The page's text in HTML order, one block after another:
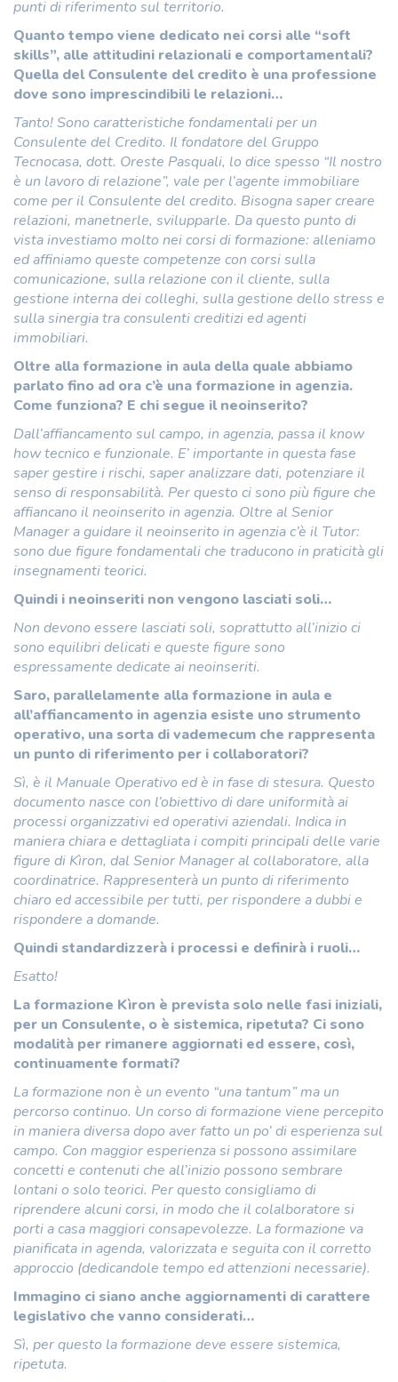
punti di riferimento sul territorio.
Quanto tempo viene dedicato nei corsi alle “soft
skills”, alle attitudini relazionali e comportamentali?
Quella del Consulente del credito è una professione
dove sono imprescindibili le relazioni…
Tanto! Sono caratteristiche fondamentali per un
Consulente del Credito. Il fondatore del Gruppo
Tecnocasa, dott. Oreste Pasquali, lo dice spesso “Il nostro
è un lavoro di relazione”, vale per l’agente immobiliare
come per il Consulente del credito. Bisogna saper creare
relazioni, manetnerle, svilupparle. Da questo punto di
vista investiamo molto nei corsi di formazione: alleniamo
ed affiniamo queste competenze con corsi sulla
comunicazione, sulla relazione con il cliente, sulla
gestione interna dei colleghi, sulla gestione dello stress e
sulla sinergia tra consulenti creditizi ed agenti
immobiliari.
Oltre alla formazione in aula della quale abbiamo
parlato fino ad ora c’è una formazione in agenzia.
Come funziona? E chi segue il neoinserito?
Dall’affiancamento sul campo, in agenzia, passa il know
how tecnico e funzionale. E’ importante in questa fase
saper gestire i rischi, saper analizzare dati, potenziare il
senso di responsabilità. Per questo ci sono più figure che
affiancano il neoinserito in agenzia. Oltre al Senior
Manager a guidare il neoinserito in agenzia c’è il Tutor:
sono due figure fondamentali che traducono in praticità gli
insegnamenti teorici.
Quindi i neoinseriti non vengono lasciati soli…
Non devono essere lasciati soli, soprattutto all’inizio ci
sono equilibri delicati e queste figure sono
espressamente dedicate ai neoinseriti.
Saro, parallelamente alla formazione in aula e
all’affiancamento in agenzia esiste uno strumento
operativo, una sorta di vademecum che rappresenta
un punto di riferimento per i collaboratori?
Sì, è il Manuale Operativo ed è in fase di stesura. Questo
documento nasce con l’obiettivo di dare uniformità ai
processi organizzativi ed operativi aziendali. Indica in
maniera chiara e dettagliata i compiti principali delle varie
figure di Kìron, dal Senior Manager al collaboratore, alla
coordinatrice. Rappresenterà un punto di riferimento
chiaro ed accessibile per tutti, per rispondere a dubbi e
rispondere a domande.
Quindi standardizzerà i processi e definirà i ruoli…
Esatto!
La formazione Kìron è prevista solo nelle fasi iniziali,
per un Consulente, o è sistemica, ripetuta? Ci sono
modalità per rimanere aggiornati ed essere, così,
continuamente formati?
La formazione non è un evento “una tantum” ma un
percorso continuo. Un corso di formazione viene percepito
in maniera diversa dopo aver fatto un po’ di esperienza sul
campo. Con maggior esperienza si possono assimilare
concetti e contenuti che all’inizio possono sembrare
lontani o solo teorici. Per questo consigliamo di
riprendere alcuni corsi, in modo che il colalboratore si
porti a casa maggiori consapevolezze. La formazione va
pianificata in agenda, valorizzata e seguita con il corretto
approccio (dedicandole tempo ed attenzioni necessarie).
Immagino ci siano anche aggiornamenti di carattere
legislativo che vanno considerati…
Sì, per questo la formazione deve essere sistemica,
ripetuta.